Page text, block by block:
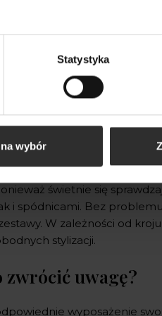
Statystyka
wybór
dobrze wyglądać w
się w różnorodne części
zapominać kompletując
świetnie się
i spódnicami. Bez
W zależności od
stylizacji.
uwagę?
wyposażenie